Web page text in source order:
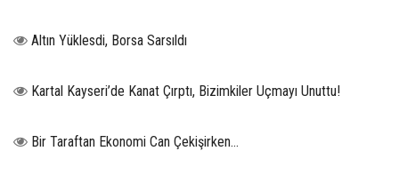
Altın Yüklesdi, Borsa Sarsıldı
Kartal Kayseri’de Kanat Çırptı, Bizimkiler Uçmayı Unuttu!
Bir Taraftan Ekonomi Can Çekişirken…